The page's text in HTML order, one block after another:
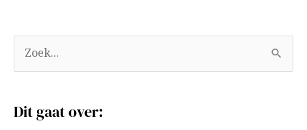
o
k
Dit gaat over:
r
h